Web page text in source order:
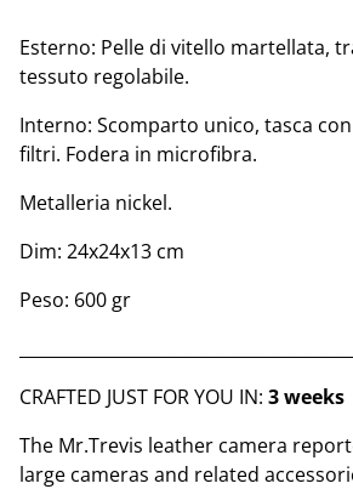
Esterno: Pelle di vitello martellata,
tessuto regolabile.
Interno: Scomparto unico, tasca
filtri. Fodera in microfibra.
Metalleria nickel.
Dim: 24x24x13 cm
Peso: 600 gr
CRAFTED JUST FOR YOU IN: 3 weeks
The Mr.Trevis leather camera
large cameras and related